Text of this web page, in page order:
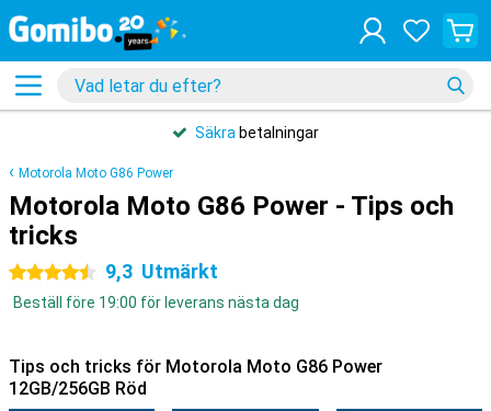
Säkra betalningar
Motorola Moto G86 Power
Motorola Moto G86 Power - Tips och
tricks
4.5 stjärnor 9,3 Utmärkt
Beställ före 19:00 för leverans nästa dag
Tips och tricks för Motorola Moto G86 Power
12GB/256GB Röd